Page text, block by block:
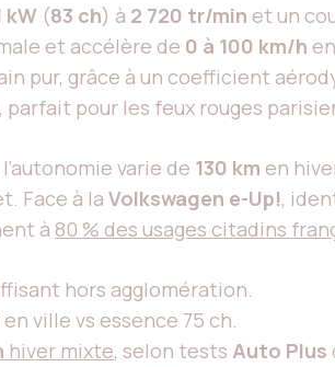
kW (83 ch) à 2 720 tr/min et un
et accélère de 0 à 100 km/h en
pur, grâce à un coefficient
pour les feux rouges
l’autonomie varie de 130 km en
Face à la Volkswagen e-Up!,
à 80 % des usages citadins
hors agglomération.
ville vs essence 75 ch.
hiver mixte, selon tests Auto Plus